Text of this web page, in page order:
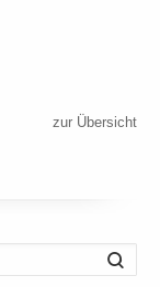
zur Übersicht